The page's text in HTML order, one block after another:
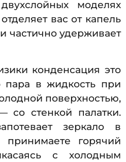
моделях
вас от капель
частично удерживает
конденсация это
пара в жидкость при
поверхностью,
стенкой палатки.
зеркало в
горячий
с холодным